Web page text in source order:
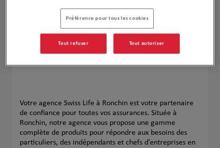
Votre agence Swiss Life à Ronchin est votre partenaire
de confiance pour toutes vos assurances. Située à
Ronchin, notre agence vous propose une gamme
complète de produits pour répondre aux besoins des
particuliers, des indépendants et chefs d’entreprises en
Préférence pour tous les cookies
Tout refuser Tout autoriser